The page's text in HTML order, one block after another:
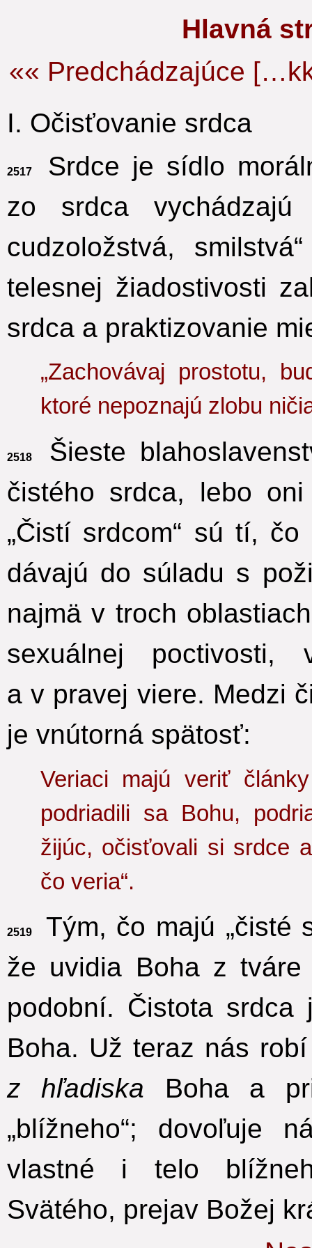
Hlavná
«« Predchádzajúce
I. Očisťovanie srdca
2517
Srdce je sídlo
zo srdca vychádzajú
cudzoložstvá,
telesnej žiadostivosti
srdca a praktizovanie
„Zachovávaj prostotu,
ktoré nepoznajú zlobu
2518
Šieste
čistého srdca, lebo
„Čistí srdcom“ sú tí,
dávajú do súladu s
najmä v troch
sexuálnej poctivosti,
a v pravej viere. Medzi
je vnútorná spätosť:
Veriaci majú veriť
podriadili sa Bohu,
žijúc, očisťovali si srdce
čo veria“.
2519
Tým, čo majú „čisté
že uvidia Boha z
podobní. Čistota srdca
Boha. Už teraz nás
z hľadiska Bohaa
„blížneho“; dovoľuje
vlastné i telo
Svätého, prejav Božej